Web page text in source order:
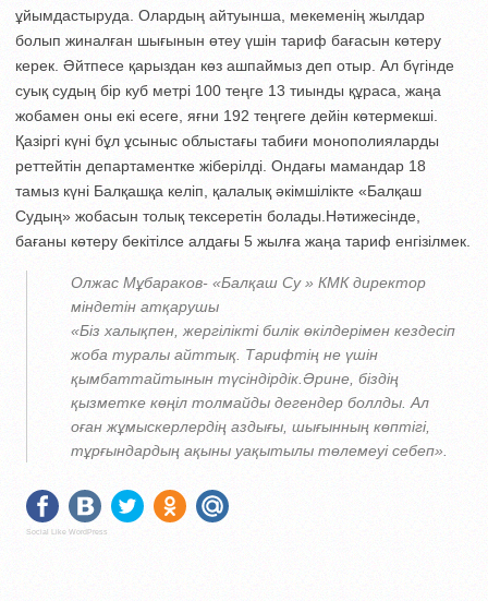
ұйымдастыруда. Олардың айтуынша, мекеменің жылдар
болып жиналған шығынын өтеу үшін тариф бағасын көтеру
керек. Әйтпесе қарыздан көз ашпаймыз деп отыр. Ал бүгінде
суық судың бір куб метрі 100 теңге 13 тиынды құраса, жаңа
жобамен оны екі есеге, яғни 192 теңгеге дейін көтермекші.
Қазіргі күні бұл ұсыныс облыстағы табиғи монополияларды
реттейтін департаментке жіберілді. Ондағы мамандар 18
тамыз күні Балқашқа келіп, қалалық әкімшілікте «Балқаш
Судың» жобасын толық тексеретін болады.Нәтижесінде,
бағаны көтеру бекітілсе алдағы 5 жылға жаңа тариф енгізілмек.
Олжас Мұбараков- «Балқаш Су » КМК директор
міндетін атқарушы
«Біз халықпен, жергілікті билік өкілдерімен кездесіп
жоба туралы айттық. Тарифтің не үшін
қымбаттайтынын түсіндірдік.Әрине, біздің
қызметке көңіл толмайды дегендер боллды. Ал
оған жұмыскерлердің аздығы, шығынның көптігі,
тұрғындардың ақыны уақытылы төлемеуі себеп».
Social Like WordPress